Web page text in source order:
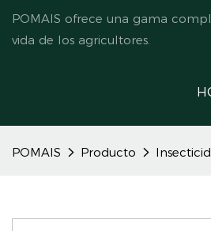
POMAIS ofrece una gama
vida de los agricultores.
POMAIS Producto